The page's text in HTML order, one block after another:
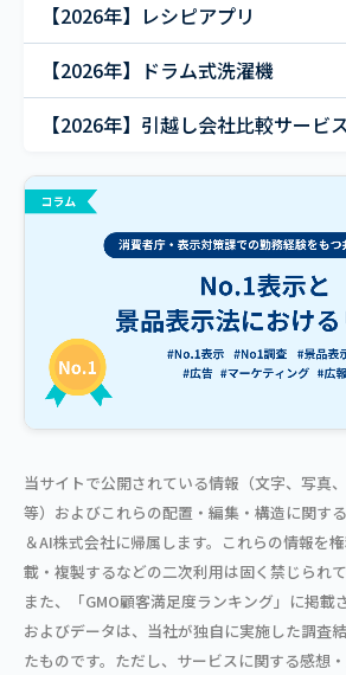
【2026年】レシピアプリ
【2026年】ドラム式洗濯機
【2026年】引越し会社比較サービ
当サイトで公開されている情報（文字、写真
等）およびこれらの配置・編集・構造に関す
＆AI株式会社に帰属します。これらの情報を
載・複製するなどの二次利用は固く禁じられて
また、「GMO顧客満足度ランキング」に掲載
およびデータは、当社が独自に実施した調査
たものです。ただし、サービスに関する感想